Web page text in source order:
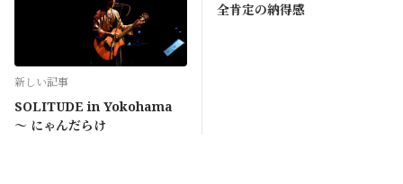
新しい記事
SOLITUDE in Yokohama
〜 にゃんだらけ
全肯定の納得感